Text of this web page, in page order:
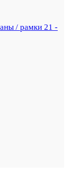
/ рамки 21 -